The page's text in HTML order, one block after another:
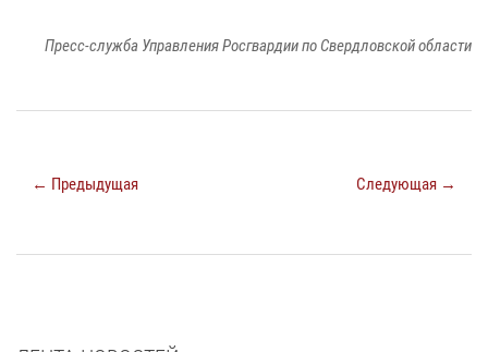
Пресс-служба Управления Росгвардии по Свердловской области
← Предыдущая Следующая →